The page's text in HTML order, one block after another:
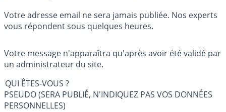
Votre adresse email ne sera jamais publiée. Nos experts
vous répondent sous quelques heures.
Votre message n'apparaîtra qu'après avoir été validé par
un administrateur du site.
QUI ÊTES-VOUS ?
PSEUDO (SERA PUBLIÉ, N'INDIQUEZ PAS VOS DONNÉES
PERSONNELLES)